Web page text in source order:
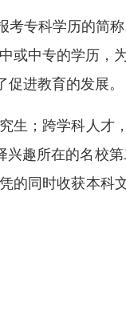
专科学历的简
或中专的学历，
进教育的发展。
生；跨学科人才
趣所在的名校
的同时收获本科